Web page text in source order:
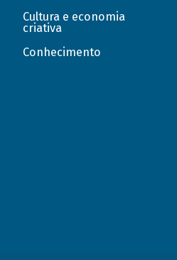
Cultura e economia
criativa
Conhecimento